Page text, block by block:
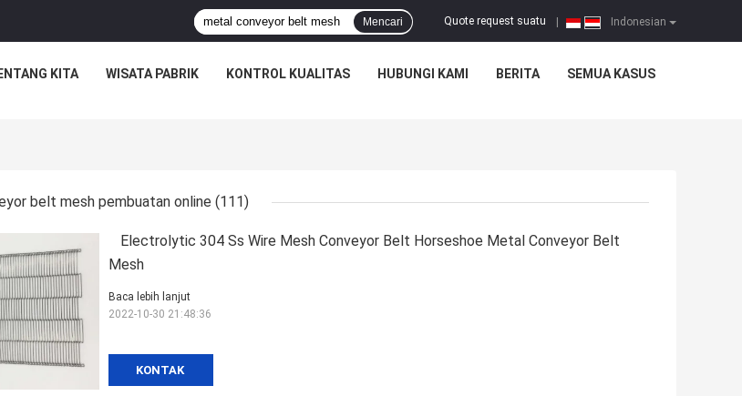
Indonesian
Quote request suatu
Mencari
KITA WISATA PABRIK KONTROL KUALITAS HUBUNGI KAMI BERITA SEMUA KASUS
belt mesh pembuatan online (111)
Electrolytic 304 Ss Wire Mesh Conveyor Belt Horseshoe Metal Conveyor Belt
Mesh
KONTAK
Baca lebih lanjut
2022-10-30 21:48:36